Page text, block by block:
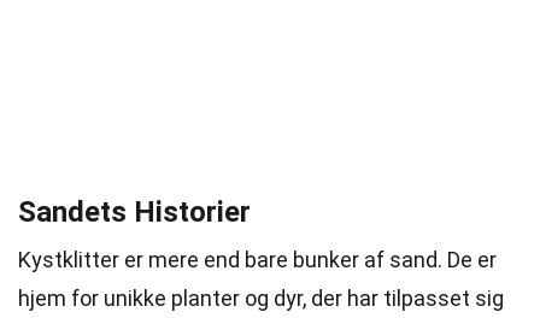
Sandets Historier
Kystklitter er mere end bare bunker af sand. De er
hjem for unikke planter og dyr, der har tilpasset sig